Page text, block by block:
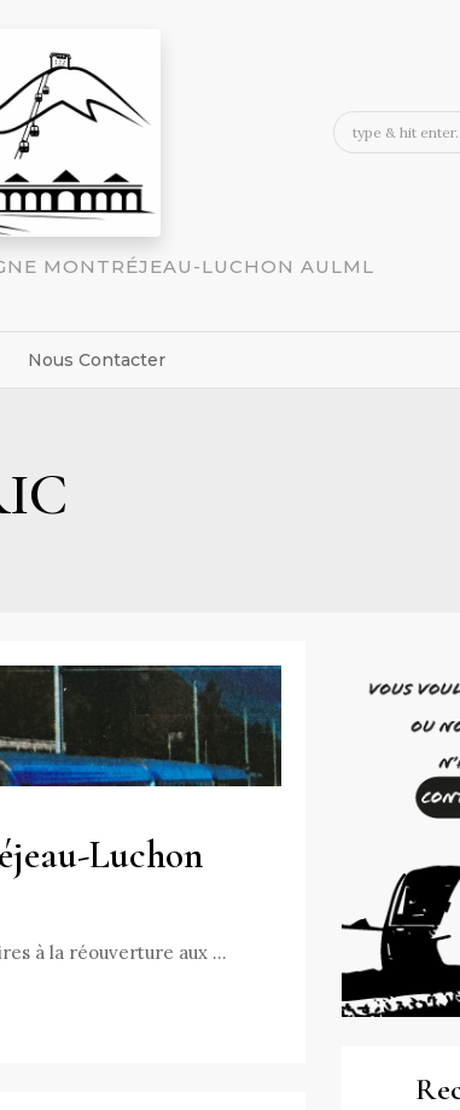
MONTRÉJEAU-LUCHON AULML
Nous Contacter
Luchon
à la réouverture aux …